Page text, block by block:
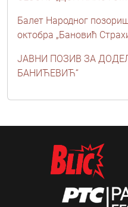
Балет Народног
октобра „Бановић
ЈАВНИ ПОЗИВ ЗА
БАНИЋЕВИЋ“